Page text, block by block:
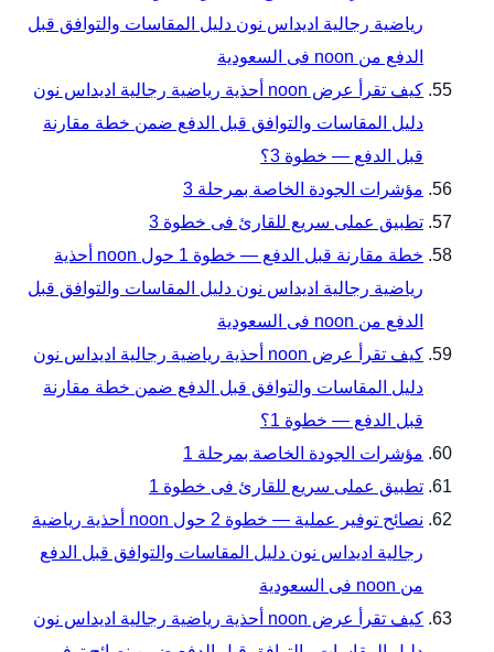
رياضية رجالية اديداس نون دليل المقاسات والتوافق قبل
الدفع من noon فى السعودية
كيف تقرأ عرض noon أحذية رياضية رجالية اديداس نون
دليل المقاسات والتوافق قبل الدفع ضمن خطة مقارنة
قبل الدفع — خطوة 3؟
مؤشرات الجودة الخاصة بمرحلة 3
تطبيق عملى سريع للقارئ فى خطوة 3
خطة مقارنة قبل الدفع — خطوة 1 حول noon أحذية
رياضية رجالية اديداس نون دليل المقاسات والتوافق قبل
الدفع من noon فى السعودية
كيف تقرأ عرض noon أحذية رياضية رجالية اديداس نون
دليل المقاسات والتوافق قبل الدفع ضمن خطة مقارنة
قبل الدفع — خطوة 1؟
مؤشرات الجودة الخاصة بمرحلة 1
تطبيق عملى سريع للقارئ فى خطوة 1
نصائح توفير عملية — خطوة 2 حول noon أحذية رياضية
رجالية اديداس نون دليل المقاسات والتوافق قبل الدفع
من noon فى السعودية
كيف تقرأ عرض noon أحذية رياضية رجالية اديداس نون